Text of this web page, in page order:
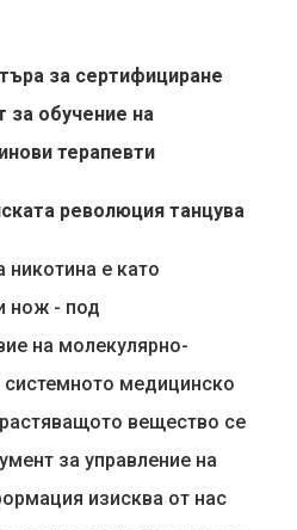
за сертифициране
за обучение на
терапевти
революция танцува
никотина е като
нож - под
на молекулярно-
медицинско
вещество се
за управление на
изисква от нас